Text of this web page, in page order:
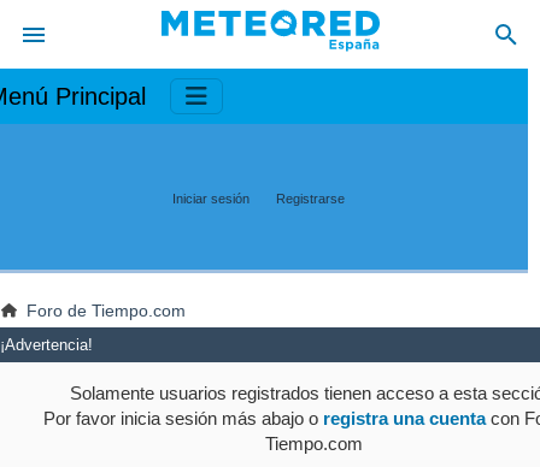
Principal
Iniciar sesión Registrarse
Foro de Tiempo.com
¡Advertencia!
Solamente usuarios registrados tienen acceso a esta
Por favor inicia sesión más abajo o registra una cuentacon
Tiempo.com